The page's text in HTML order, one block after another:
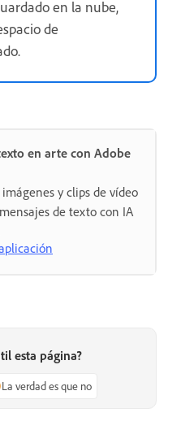
en la nube,
de
en arte con Adobe
y clips de vídeo
de texto con IA
esta página?
La verdad es que no